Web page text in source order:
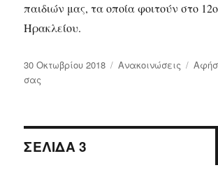
παιδιών μας, τα οποία φοιτούν στο
Ηρακλείου.
Δημοσιεύτηκε
την
30 Οκτωβρίου 2018 Κατηγορίες
Ανακοινώσεις
σας
Πλοήγηση
ΣΕΛΊΔΑ3